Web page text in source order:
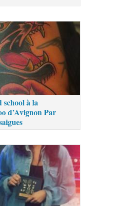
school à la
d’Avignon Par